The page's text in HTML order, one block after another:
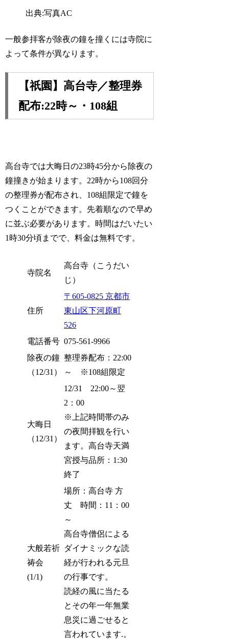
出典:写真AC
一般参拝客が除夜の鐘を撞くには寺院に
よって条件が異なります。
【祇園】高台寺／整理券
配布:22時～・108組
高台寺では大晦日の23時45分から除夜の
鐘撞きが始まります。22時から108回分
の整理券が配布され、108組限定で鐘を
つくことができます。先着順なので早め
に並ぶ必要があります。時間はだいたい
1時30分頃までで、料金は無料です。
寺院名
高台寺（こうだい
じ）
住所
〒605-0825 京都市
東山区下河原町
526
電話番号 075-561-9966
除夜の鐘
（12/31）
整理券配布：22:00
～ ※108組限定
大晦日
（12/31）
12/31 22:00～翌
2：00
※上記時間帯のみ
の夜間拝観を行い
ます。高台寺天満
宮授与品所：1:30
終了
大般若祈
祷会
(1/1)
場所：高台寺 方
丈 時間：11：00
～
高台寺僧侶による
ダイナミックな読
経が行われる元旦
の行事です。
読経の風に当たる
とその年一年無業
息災に過ごせると
言われています.。